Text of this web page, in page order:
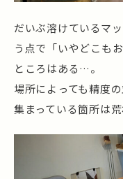
だいぶ溶けているマ
う点で「いやどこも
ところはある…。
場所によっても精度
集まっている箇所は荒